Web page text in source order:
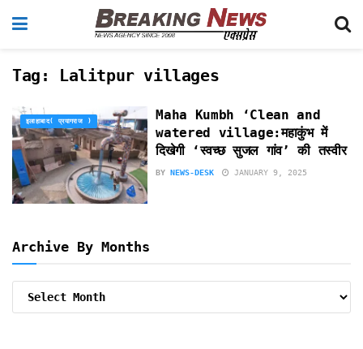
Tag: Lalitpur villages
इलाहाबाद( प्रयागराज )
Maha Kumbh ‘Clean and
watered village:महाकुंभ में
दिखेगी ‘स्वच्छ सुजल गांव’ की तस्वीर
BY NEWS-DESK JANUARY 9, 2025
Archive By Months